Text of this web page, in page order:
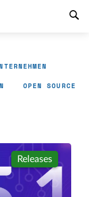
OPEN SOURCE
Releases